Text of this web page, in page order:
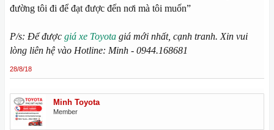
đường tôi đi để đạt được đến nơi mà tôi muốn”
P/s: Để được giá xe Toyota giá mới nhất, cạnh tranh. Xin vui
lòng liên hệ vào Hotline: Minh - 0944.168681
28/8/18
Minh Toyota
Member